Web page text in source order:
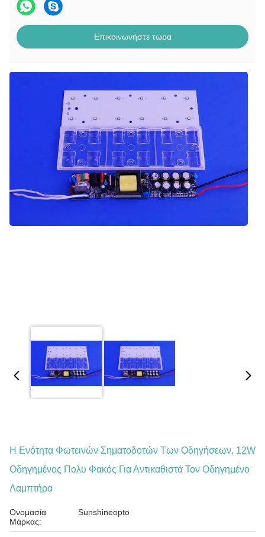
Επικοινωνήστε τώρα
Η Ενότητα Φωτεινών Σηματοδοτών Των Οδηγήσεων, 12W
Οδηγημένος Πολυ Φακός Για Αντικαθιστά Τον Οδηγημένο
Λαμπτήρα
Ονομασία
Μάρκας:
Sunshineopto